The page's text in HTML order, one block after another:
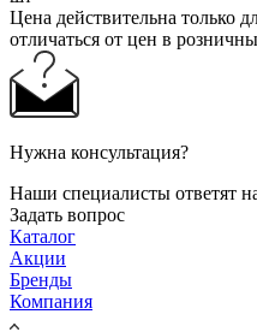
Цена действительна только
отличаться от цен в
Нужна консультация?
Наши специалисты ответят
Задать вопрос
Каталог
Акции
Бренды
Компания